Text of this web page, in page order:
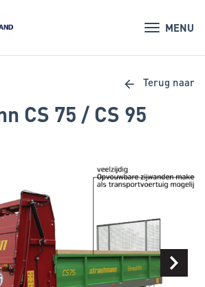
MENU
CS 75 / CS 95
arrow_back Terug naar